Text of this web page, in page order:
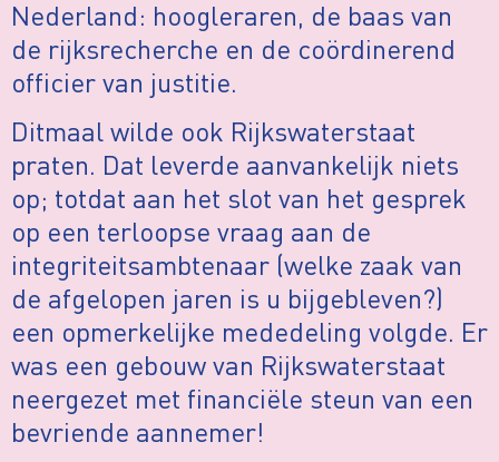
Nederland: hoogleraren, de baas van
de rijksrecherche en de coördinerend
officier van justitie.
Ditmaal wilde ook Rijkswaterstaat
praten. Dat leverde aanvankelijk niets
op; totdat aan het slot van het gesprek
op een terloopse vraag aan de
integriteitsambtenaar (welke zaak van
de afgelopen jaren is u bijgebleven?)
een opmerkelijke mededeling volgde. Er
was een gebouw van Rijkswaterstaat
neergezet met financiële steun van een
bevriende aannemer!